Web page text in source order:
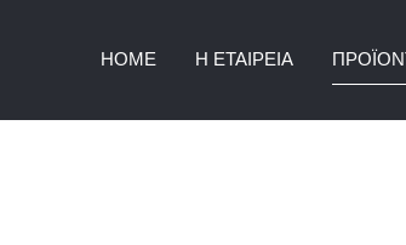
HOME Η ΕΤΑΙΡΕΊΑ